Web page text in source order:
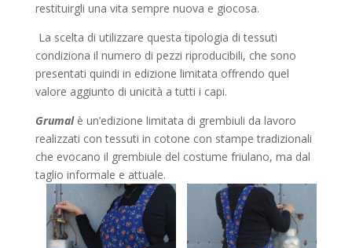
restituirgli una vita sempre nuova e giocosa.
La scelta di utilizzare questa tipologia di tessuti
condiziona il numero di pezzi riproducibili, che sono
presentati quindi in edizione limitata offrendo quel
valore aggiunto di unicità a tutti i capi.
Grumal è un’edizione limitata di grembiuli da lavoro
realizzati con tessuti in cotone con stampe tradizionali
che evocano il grembiule del costume friulano, ma dal
taglio informale e attuale.